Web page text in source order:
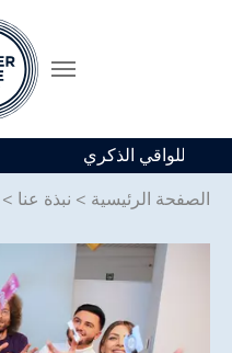
متوفر في 7 أحجام للواقي الذكري
الصفحة الرئيسية > نبذة عنا >